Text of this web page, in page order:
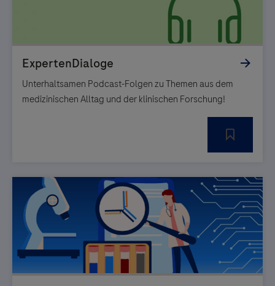
Unterhaltsamen Podcast-Folgen zu Themen aus dem
medizinischen Alltag und der klinischen Forschung!